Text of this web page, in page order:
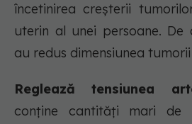
încetinirea creșterii
uterin al unei persoane. De
au redus dimensiunea tumorii
Reglează tensiunea
conține cantități mari de